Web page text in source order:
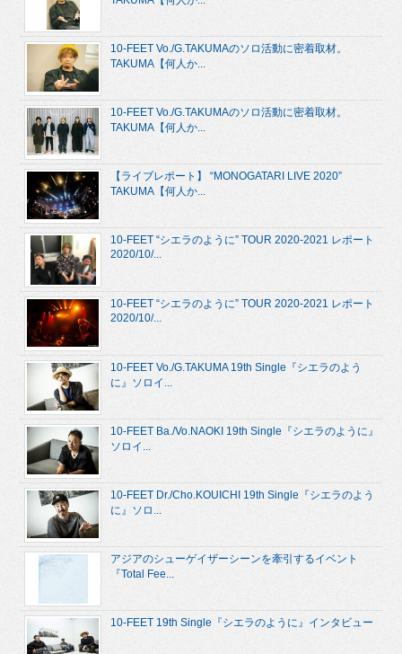
10-FEET Vo./G.TAKUMAのソロ活動に密着取材。
TAKUMA【何人か...
10-FEET Vo./G.TAKUMAのソロ活動に密着取材。
TAKUMA【何人か...
【ライブレポート】 “MONOGATARI LIVE 2020”
TAKUMA【何人か...
10-FEET “シエラのように” TOUR 2020-2021 レポート
2020/10/...
10-FEET “シエラのように” TOUR 2020-2021 レポート
2020/10/...
10-FEET Vo./G.TAKUMA 19th Single『シエラのよう
に』ソロイ...
10-FEET Ba./Vo.NAOKI 19th Single『シエラのように』
ソロイ...
10-FEET Dr./Cho.KOUICHI 19th Single『シエラのよう
に』ソロ...
アジアのシューゲイザーシーンを牽引するイベント
『Total Fee...
10-FEET 19th Single『シエラのように』インタビュー